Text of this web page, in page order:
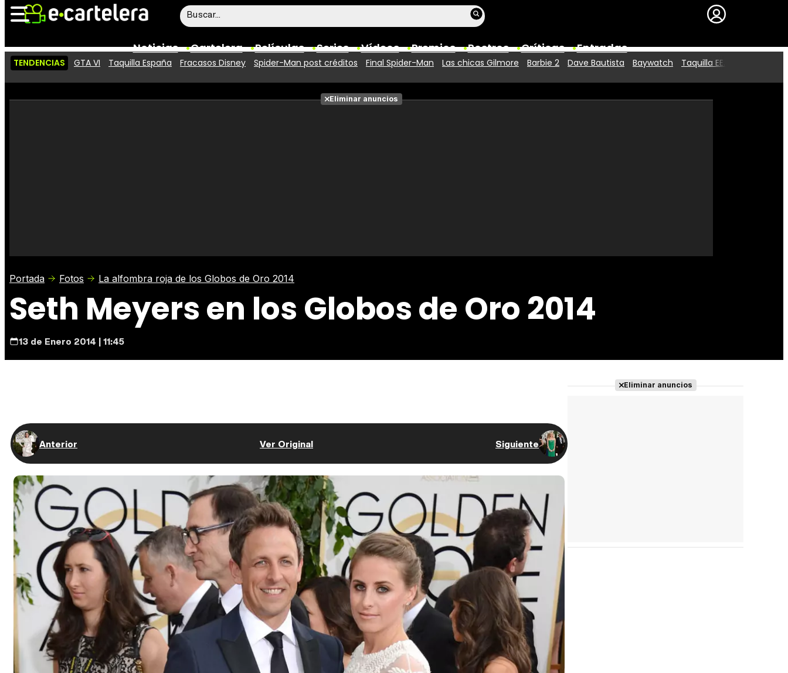
Noticias Cartelera Películas Series Vídeos Premios Rostros Críticas Entradas
Vídeos
Taquilla Fotos
Premios
TENDENCIAS GTA VI Taquilla España Fracasos Disney Spider-Man post créditos Final Spider-Man Las chicas Gilmore Barbie 2 Dave Bautista Baywatch Taquilla EE.UU.
Eliminar anuncios
Portada Fotos La alfombra roja de los Globos de Oro 2014
Seth Meyers en los Globos de Oro 2014
13 de Enero 2014 | 11:45
Anterior Ver Original Siguiente
Eliminar anuncios